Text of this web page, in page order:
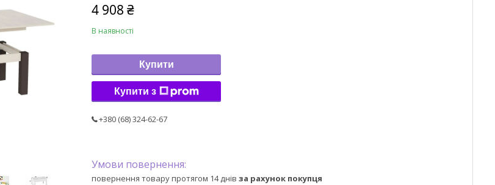
4 908 ₴
В наявності
Купити
Купити з
+380 (68) 324-62-67
повернення товару протягом 14 днів за рахунок покупця